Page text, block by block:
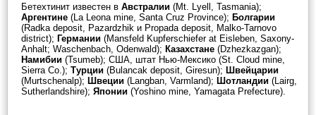
Бетехтинит известен в Австралии (Mt. Lyell, Tasmania);
Аргентине (La Leona mine, Santa Cruz Province); Болгарии
(Radka deposit, Pazardzhik и Propada deposit, Malko-Tarnovo
district); Германии (Mansfeld Kupferschiefer at Eisleben, Saxony-
Anhalt; Waschenbach, Odenwald); Казахстане (Dzhezkazgan);
Намибии (Tsumeb); США, штат Нью-Мексико (St. Cloud mine,
Sierra Co.); Турции (Bulancak deposit, Giresun); Швейцарии
(Murtschenalp); Швеции (Langban, Varmland); Шотландии (Lairg,
Sutherlandshire); Японии (Yoshino mine, Yamagata Prefecture).